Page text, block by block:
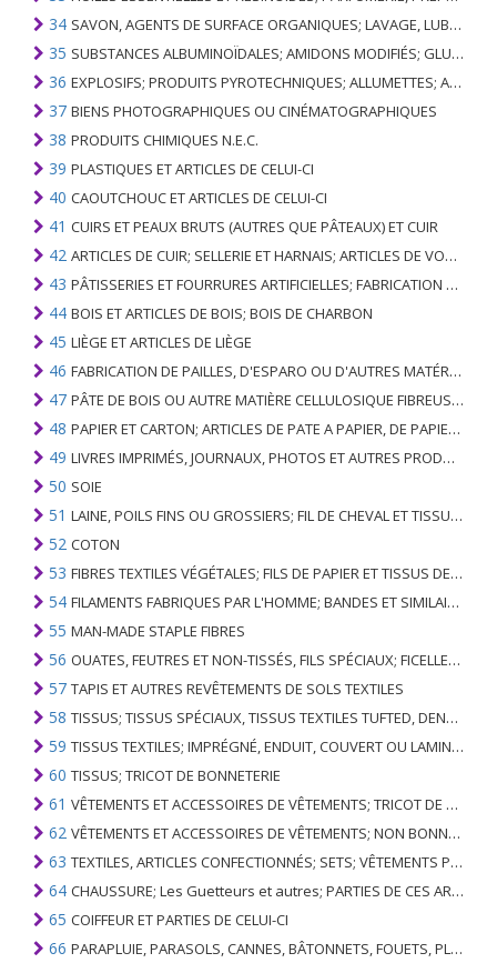
34 SAVON, AGENTS DE SURFACE ORGANIQUES; LAVAGE, LUBRIFICATION, POLISSAGE OU PRÉPARATION À L'ÉPURATION; CIRES ARTIFICIELLES OU PRÉPARÉES, BOUGIES ET ARTICLES SIMILAIRES, PÂTES À MODÉLISER, CIRES DENTAIRES ET PRÉPARATIONS DENTAIRES À BASE DE PLÂTRE
35 SUBSTANCES ALBUMINOÏDALES; AMIDONS MODIFIÉS; GLUES; ENZYMES
36 EXPLOSIFS; PRODUITS PYROTECHNIQUES; ALLUMETTES; ALLIAGES PYROPHORIQUES; CERTAINES PRÉPARATIONS COMBUSTIBLES
37 BIENS PHOTOGRAPHIQUES OU CINÉMATOGRAPHIQUES
38 PRODUITS CHIMIQUES N.E.C.
39 PLASTIQUES ET ARTICLES DE CELUI-CI
40 CAOUTCHOUC ET ARTICLES DE CELUI-CI
41 CUIRS ET PEAUX BRUTS (AUTRES QUE PÂTEAUX) ET CUIR
42 ARTICLES DE CUIR; SELLERIE ET ​​HARNAIS; ARTICLES DE VOYAGE, SACS À MAIN ET RÉCIPIENTS ANALOGUES; ARTICLES DE GUT ANIMAL (AUTRE QUE GUT DE SOIE-VERT)
43 PÂTISSERIES ET FOURRURES ARTIFICIELLES; FABRICATION DE CELLES-CI
44 BOIS ET ARTICLES DE BOIS; BOIS DE CHARBON
45 LIÈGE ET ARTICLES DE LIÈGE
46 FABRICATION DE PAILLES, D'ESPARO OU D'AUTRES MATÉRIAUX DE COULÉE; BASKETWARE ET WICKERWORK
47 PÂTE DE BOIS OU AUTRE MATIÈRE CELLULOSIQUE FIBREUSE; PAPIER OU CARTON RÉCUPÉRÉ (DÉCHETS ET DÉCHETS)
48 PAPIER ET CARTON; ARTICLES DE PATE A PAPIER, DE PAPIER OU DE CARTON
49 LIVRES IMPRIMÉS, JOURNAUX, PHOTOS ET AUTRES PRODUITS DE L'INDUSTRIE DE L'IMPRIMERIE; MANUSCRITS, TYPESCRIPTS ET PLANS
50 SOIE
51 LAINE, POILS FINS OU GROSSIERS; FIL DE CHEVAL ET TISSU TISSÉ
52 COTON
53 FIBRES TEXTILES VÉGÉTALES; FILS DE PAPIER ET TISSUS DE FILS DE PAPIER
54 FILAMENTS FABRIQUES PAR L'HOMME; BANDES ET SIMILAIRES DE MATIERES TEXTILES SYNTHETIQUES
55 MAN-MADE STAPLE FIBRES
56 OUATES, FEUTRES ET NON-TISSÉS, FILS SPÉCIAUX; FICELLES, CORDES, CORDES, CÂBLES ET ARTICLES ASSOCIÉS
57 TAPIS ET AUTRES REVÊTEMENTS DE SOLS TEXTILES
58 TISSUS; TISSUS SPÉCIAUX, TISSUS TEXTILES TUFTED, DENTELLE, TAPISSERIES, GARNITURES, BRODERIES
59 TISSUS TEXTILES; IMPRÉGNÉ, ENDUIT, COUVERT OU LAMINÉ; ARTICLES TEXTILES D'UN TYPE ADAPTÉ À L'USAGE INDUSTRIEL
60 TISSUS; TRICOT DE BONNETERIE
61 VÊTEMENTS ET ACCESSOIRES DE VÊTEMENTS; TRICOT DE BONNETERIE
62 VÊTEMENTS ET ACCESSOIRES DE VÊTEMENTS; NON BONNETERIE
63 TEXTILES, ARTICLES CONFECTIONNÉS; SETS; VÊTEMENTS PORTÉS ET ARTICLES TEXTILES USÉS; RAGS
64 CHAUSSURE; Les Guetteurs et autres; PARTIES DE CES ARTICLES
65 COIFFEUR ET PARTIES DE CELUI-CI
66 PARAPLUIE, PARASOLS, CANNES, BÂTONNETS, FOUETS, PLANTES DE CONDUITE; ET LEURS PARTIES